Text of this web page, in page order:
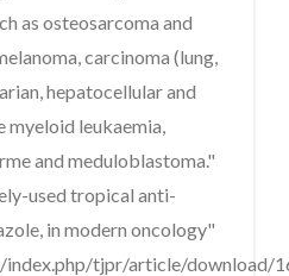
as osteosarcoma and
carcinoma (lung,
hepatocellular and
myeloid leukaemia,
and meduloblastoma."
used tropical anti-
in modern oncology"
tjpr/article/download/